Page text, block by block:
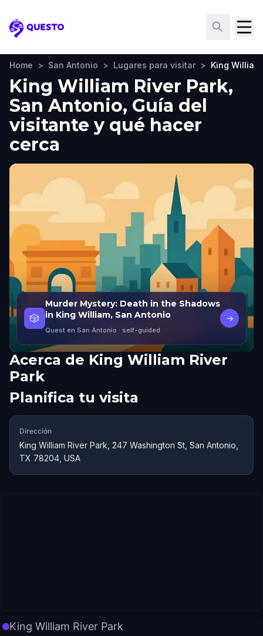
Questo
Home > San Antonio > Lugares para visitar > King
King William River Park,
San Antonio, Guía del
visitante y qué hacer
cerca
🎲
Murder Mystery: Death in the Shadows
in King William, San Antonio
Quest en San Antonio · self-guided
→
Acerca de King William River
Park
Planifica tu visita
Dirección
King William River Park, 247 Washington St, San Antonio,
TX 78204, USA
King William River Park